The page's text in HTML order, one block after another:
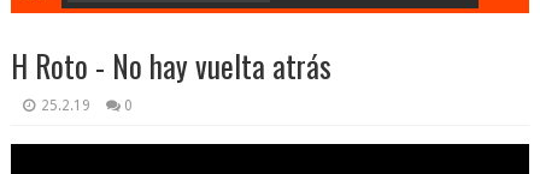
H Roto - No hay vuelta atrás
25.2.19 0